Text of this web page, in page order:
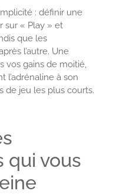
: définir une
sur « Play » et
que les
l’autre. Une
vos gains de moitié,
l’adrénaline à son
jeu les plus courts.
qui vous